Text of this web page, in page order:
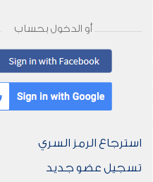
أو الدخول بحساب
استرجاع الرمز السري
تسجيل عضو جديد